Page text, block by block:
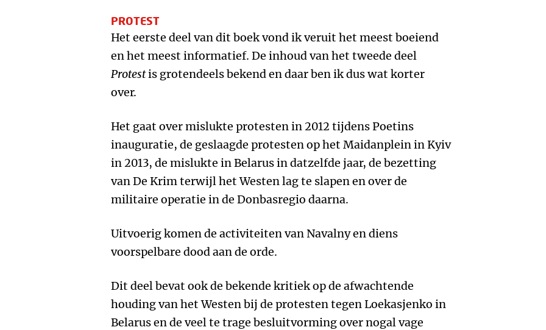
PROTEST
Het eerste deel van dit boek vond ik veruit het meest boeiend
en het meest informatief. De inhoud van het tweede deel
Protestis grotendeels bekend en daar ben ik dus wat korter
over.
Het gaat over mislukte protesten in 2012 tijdens Poetins
inauguratie, de geslaagde protesten op het Maidanplein in Kyiv
in 2013, de mislukte in Belarus in datzelfde jaar, de bezetting
van De Krim terwijl het Westen lag te slapen en over de
militaire operatie in de Donbasregio daarna.
Uitvoerig komen de activiteiten van Navalny en diens
voorspelbare dood aan de orde.
Dit deel bevat ook de bekende kritiek op de afwachtende
houding van het Westen bij de protesten tegen Loekasjenko in
Belarus en de veel te trage besluitvorming over nogal vage